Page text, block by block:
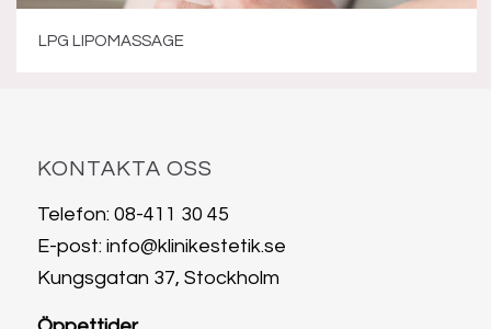
LPG LIPOMASSAGE
KONTAKTA OSS
Telefon: 08-411 30 45
E-post: info@klinikestetik.se
Kungsgatan 37, Stockholm